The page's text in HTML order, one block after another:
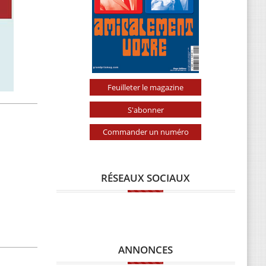
Feuilleter le magazine
S'abonner
Commander un numéro
RÉSEAUX SOCIAUX
ANNONCES